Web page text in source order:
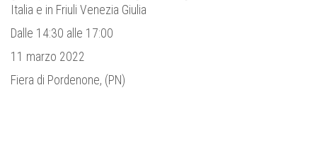
Italia e in Friuli Venezia Giulia
Dalle 14:30 alle 17:00
11 marzo 2022
Fiera di Pordenone, (PN)